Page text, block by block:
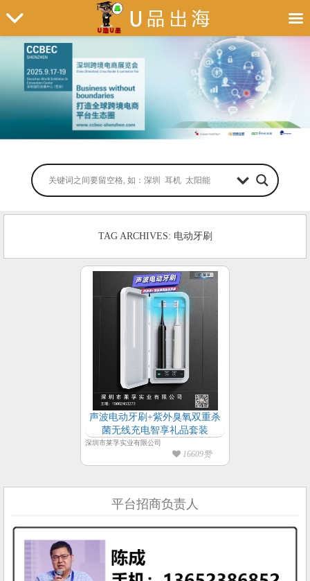
TAG ARCHIVES: 电动牙刷
声波电动牙刷+紫外臭氧双重杀
菌无线充电智享礼品套装
深圳市莱孚实业有限公司
16609赞
平台招商负责人